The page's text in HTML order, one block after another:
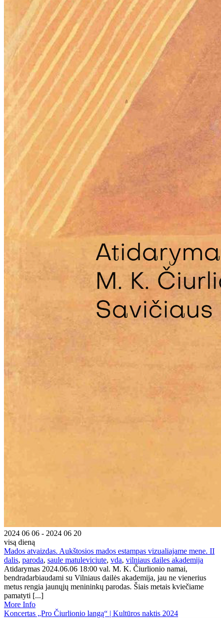
2024 06 06 - 2024 06 20
visą dieną
Mados atvaizdas. Aukštosios mados estampas vizualiajame mene. II
dalis, paroda, saule matuleviciute, vda, vilniaus dailes akademija
Atidarymas 2024.06.06 18:00 val. M. K. Čiurlionio namai,
bendradarbiaudami su Vilniaus dailės akademija, jau ne vienerius
metus rengia jaunųjų menininkų parodas. Šiais metais kviečiame
pamatyti [...]
More Info
Koncertas „Pro Čiurlionio langą“ | Kultūros naktis 2024